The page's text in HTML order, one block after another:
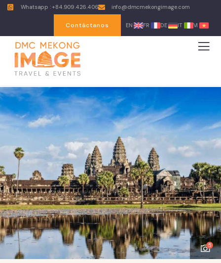
Whatsapp : +84.909.426.406 info@dmcmekongimage.com
Contáctanos EN FR DE IT VI
5